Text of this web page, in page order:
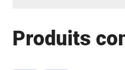
Produits